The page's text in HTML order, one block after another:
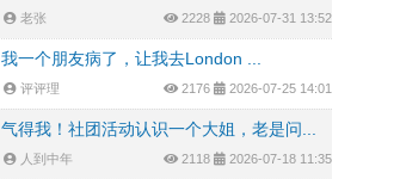
老张 2228 2026-07-31 13:52
我一个朋友病了，让我去London ...
评评理 2176 2026-07-25 14:01
气得我！社团活动认识一个大姐，老是问...
人到中年 2118 2026-07-18 11:35